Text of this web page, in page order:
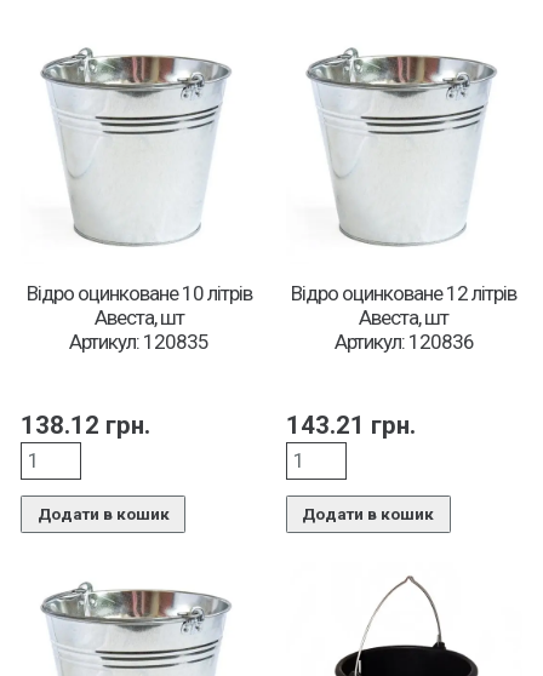
Відро оцинковане 10 літрів
Авеста, шт
Артикул: 120835
138.12 грн.
Додати в кошик
Відро оцинковане 12 літрів
Авеста, шт
Артикул: 120836
143.21 грн.
Додати в кошик